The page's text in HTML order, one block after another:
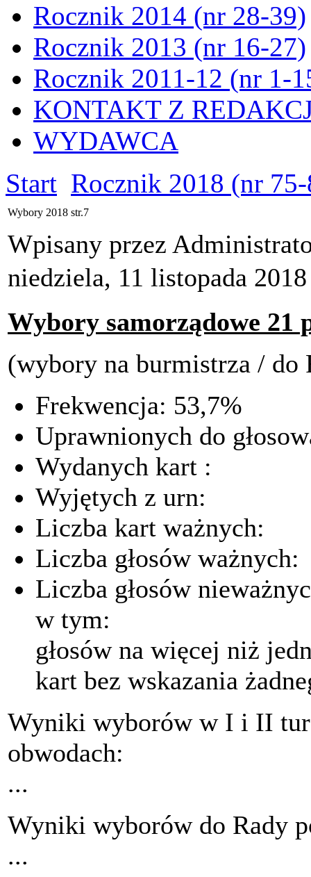
Rocznik 2014 (nr 28-39)
Rocznik 2013 (nr 16-27)
Rocznik 2011-12 (nr 1-
KONTAKT Z
WYDAWCA
Start Rocznik 2018 (nr
Wybory 2018 str.7
Wpisany przez
niedziela, 11 listopada
Wybory samorządowe 21
(wybory na burmistrza / do
Frekwencja: 53,7%
Uprawnionych do
Wydanych kart :
Wyjętych z urn:
Liczba kart
Liczba głosów
Liczba głosów
w tym:
głosów na więcej niż
kart bez wskazania
Wyniki wyborów w I i II
obwodach:
...
Wyniki wyborów do Rady
...